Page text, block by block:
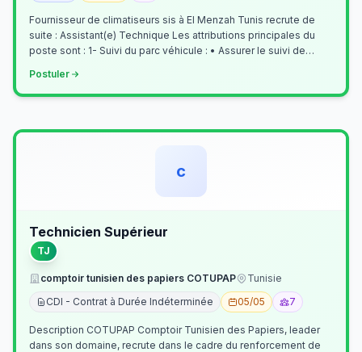
Fournisseur de climatiseurs sis à El Menzah Tunis recrute de
suite : Assistant(e) Technique Les attributions principales du
poste sont : 1- Suivi du parc véhicule : • Assurer le suivi de
Postuler
c
Technicien Supérieur
TJ
comptoir tunisien des papiers COTUPAP
Tunisie
CDI - Contrat à Durée Indéterminée
05/05 7
Description COTUPAP Comptoir Tunisien des Papiers, leader
dans son domaine, recrute dans le cadre du renforcement de